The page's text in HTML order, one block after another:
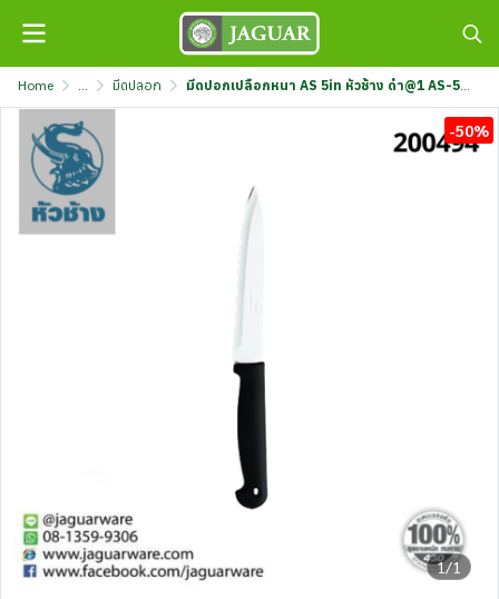
Home ... มีดปลอก มีดปอกเปลือกหนา AS 5in หัวช้าง ดำ@1 AS-5-B-EP
1/1
-50%